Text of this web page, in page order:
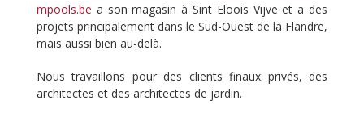
mpools.be a son magasin à Sint Eloois Vijve et a des
projets principalement dans le Sud-Ouest de la Flandre,
mais aussi bien au-delà.
Nous travaillons pour des clients finaux privés, des
architectes et des architectes de jardin.